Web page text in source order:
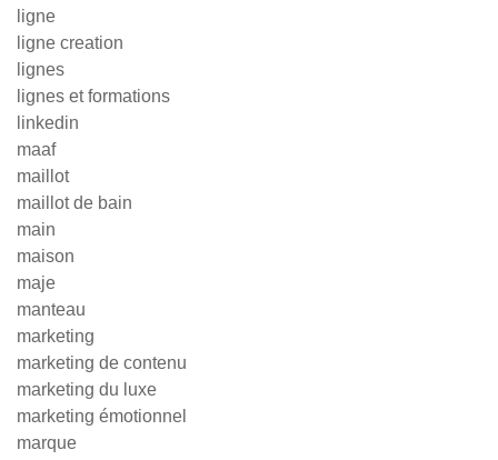
ligne
ligne creation
lignes
lignes et formations
linkedin
maaf
maillot
maillot de bain
main
maison
maje
manteau
marketing
marketing de contenu
marketing du luxe
marketing émotionnel
marque